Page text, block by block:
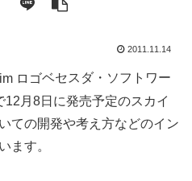
2011.11.14
ベセスダ・ソフトワー
月8日に発売予定のスカイ
ての開発や考え方などのイン
ます。